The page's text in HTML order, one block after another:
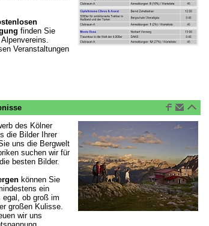
finden Sie
Veranstaltungen
des Kölner
die Bilder Ihrer
uns die Bergwelt
suchen wir für
besten Bilder.
können Sie
ein
ob groß im
großen Kulisse.
wir uns